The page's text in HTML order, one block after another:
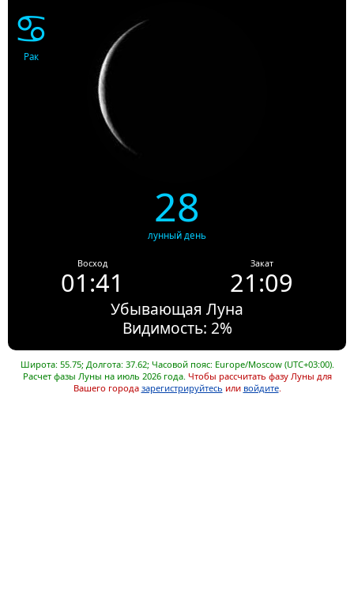
♋
Рак
28
лунный день
Восход
01:41
Закат
21:09
Убывающая Луна
Видимость: 2%
Широта: 55.75; Долгота: 37.62; Часовой пояс: Europe/Moscow (UTC+03:00).
Расчет фазы Луны на июль 2026 года. Чтобы рассчитать фазу Луны для
Вашего города зарегистрируйтесь или войдите.